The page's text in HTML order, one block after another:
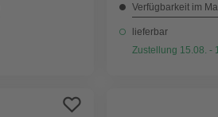
Verfügbarkeit im
lieferbar
Zustellung 15.08. -